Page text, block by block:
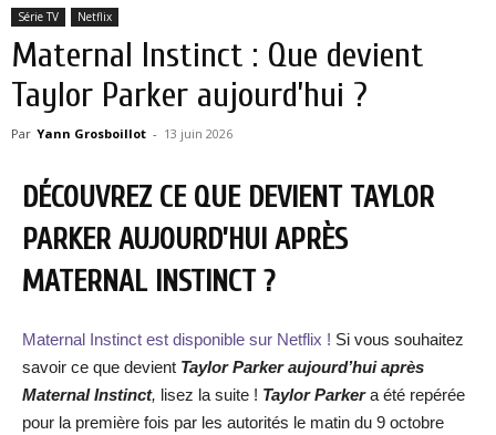
Série TV Netflix
Maternal Instinct : Que devient
Taylor Parker aujourd’hui ?
Par Yann Grosboillot - 13 juin 2026
DÉCOUVREZ CE QUE DEVIENT TAYLOR
PARKER AUJOURD’HUI APRÈS
MATERNAL INSTINCT ?
Maternal Instinct est disponible sur Netflix ! Si vous souhaitez
savoir ce que devient Taylor Parker aujourd’hui après
Maternal Instinct, lisez la suite ! Taylor Parkera été repérée
pour la première fois par les autorités le matin du 9 octobre